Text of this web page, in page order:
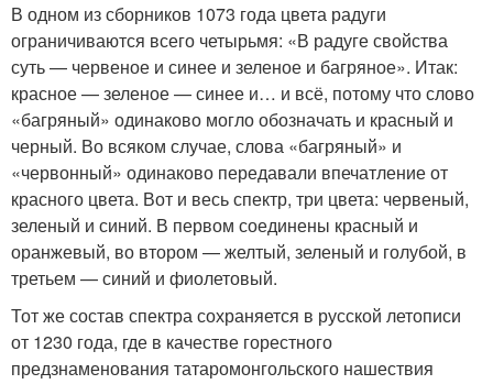
В одном из сборников 1073 года цвета радуги
ограничиваются всего четырьмя: «В радуге свойства
суть — червеное и синее и зеленое и багряное». Итак:
красное — зеленое — синее и… и всё, потому что слово
«багряный» одинаково могло обозначать и красный и
черный. Во всяком случае, слова «багряный» и
«червонный» одинаково передавали впечатление от
красного цвета. Вот и весь спектр, три цвета: червеный,
зеленый и синий. В первом соединены красный и
оранжевый, во втором — желтый, зеленый и голубой, в
третьем — синий и фиолетовый.
Тот же состав спектра сохраняется в русской летописи
от 1230 года, где в качестве горестного
предзнаменования татаро­монгольского нашествия